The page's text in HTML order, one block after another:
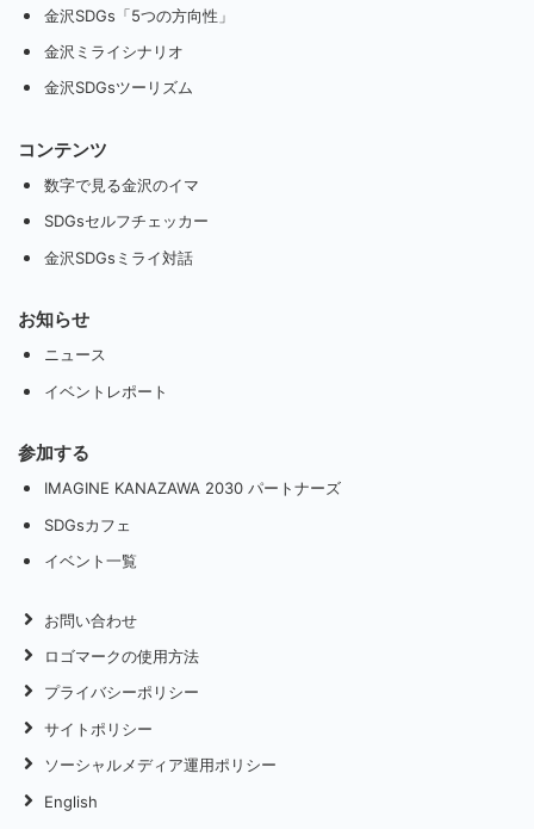
金沢SDGs「5つの方向性」
金沢ミライシナリオ
金沢SDGsツーリズム
コンテンツ
数字で見る金沢のイマ
SDGsセルフチェッカー
金沢SDGsミライ対話
お知らせ
ニュース
イベントレポート
参加する
IMAGINE KANAZAWA 2030 パートナーズ
SDGsカフェ
イベント一覧
お問い合わせ
ロゴマークの使用方法
プライバシーポリシー
サイトポリシー
ソーシャルメディア運用ポリシー
English